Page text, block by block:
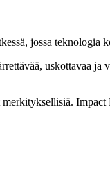
jossa teknologia
uskottavaa